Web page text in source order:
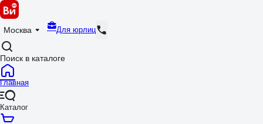
Москва Для юрлиц
Поиск в каталоге
Главная
Каталог